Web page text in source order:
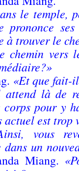
le temple,
prononce
à trouver le
chemin vers
«Et que fait-
attend là de
corps pour y
actuel est trop
vous
dans un
Miang.